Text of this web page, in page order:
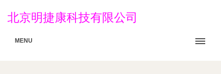
北京明捷康科技有限公司
MENU